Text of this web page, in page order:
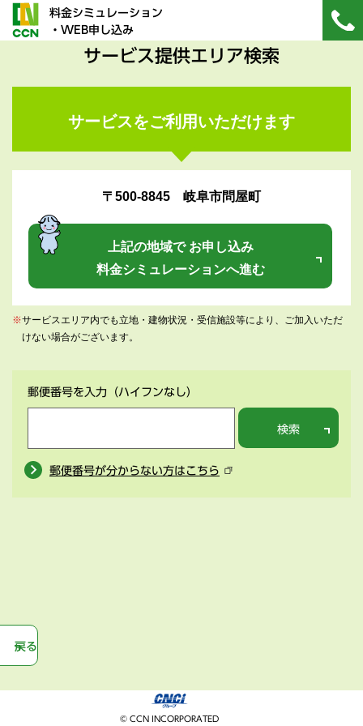
料金シミュレーション
・WEB申し込み
サービス提供エリア検索
サービスをご利用いただけます
〒500-8845 岐阜市問屋町
上記の地域で お申し込み
料金シミュレーションへ進む
※サービスエリア内でも立地・建物状況・受信施設等により、ご加入いただ
けない場合がございます。
郵便番号を入力 （ハイフンなし）
検索
郵便番号が分からない方はこちら
戻る
© CCN INCORPORATED